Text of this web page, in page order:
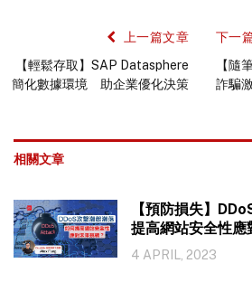
上一篇文章
【輕鬆存取】SAP Datasphere
簡化數據環境 助企業優化決策
下一
【隨
詐騙
相關文章
【預防損失】
提高網站安全性應
4 APRIL, 2023